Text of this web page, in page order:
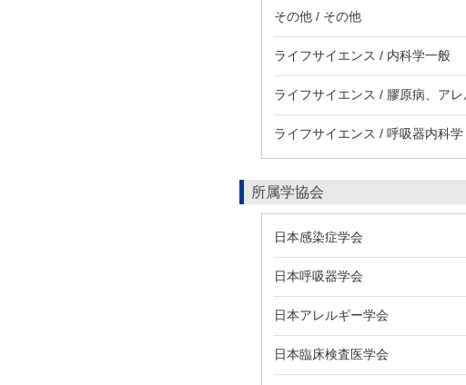
その他 / その他
ライフサイエンス / 内科学一般
ライフサイエンス / 膠原病、ア
ライフサイエンス / 呼吸器内科学
所属学協会
日本感染症学会
日本呼吸器学会
日本アレルギー学会
日本臨床検査医学会